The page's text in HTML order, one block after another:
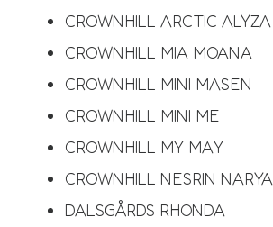
CROWNHILL ARCTIC ALYZA
CROWNHILL MIA MOANA
CROWNHILL MINI MASEN
CROWNHILL MINI ME
CROWNHILL MY MAY
CROWNHILL NESRIN NARYA
DALSGÅRDS RHONDA